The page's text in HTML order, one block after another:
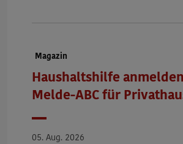
Dokumenttyp:
Magazin
Haushaltshilfe
Melde-ABC für
Datum
05. Aug. 2026